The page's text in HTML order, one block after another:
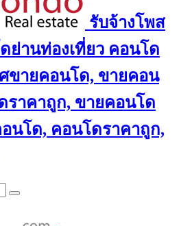
รับจ้างโพส
ย่านท่องเที่ยว คอนโด
ขายคอนโด, ขายคอน
ราคาถูก, ขายคอนโด
อนโด, คอนโดราคาถูก,